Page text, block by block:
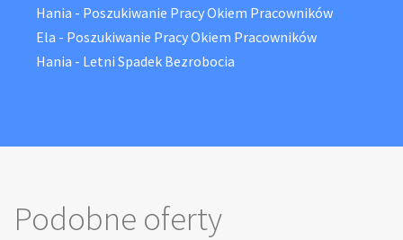
Hania - Poszukiwanie Pracy Okiem Pracowników
Ela - Poszukiwanie Pracy Okiem Pracowników
Hania - Letni Spadek Bezrobocia
Podobne oferty